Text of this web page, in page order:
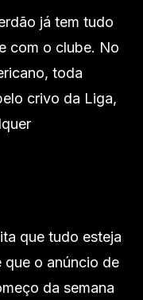
já tem tudo
com o clube. No
toda
crivo da Liga,
que tudo esteja
que o anúncio de
da semana